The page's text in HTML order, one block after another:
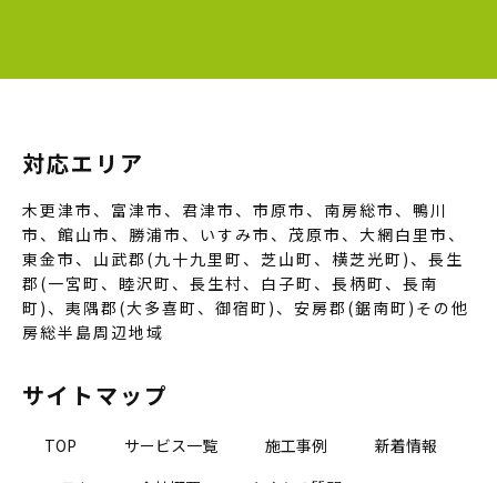
対応エリア
木更津市、富津市、君津市、市原市、南房総市、鴨川
市、館山市、勝浦市、いすみ市、茂原市、大網白里市、
東金市、山武郡(九十九里町、芝山町、横芝光町)、長生
郡(一宮町、睦沢町、長生村、白子町、長柄町、長南
町)、夷隅郡(大多喜町、御宿町)、安房郡(鋸南町)その他
房総半島周辺地域
サイトマップ
TOP サービス一覧 施工事例
新着情報